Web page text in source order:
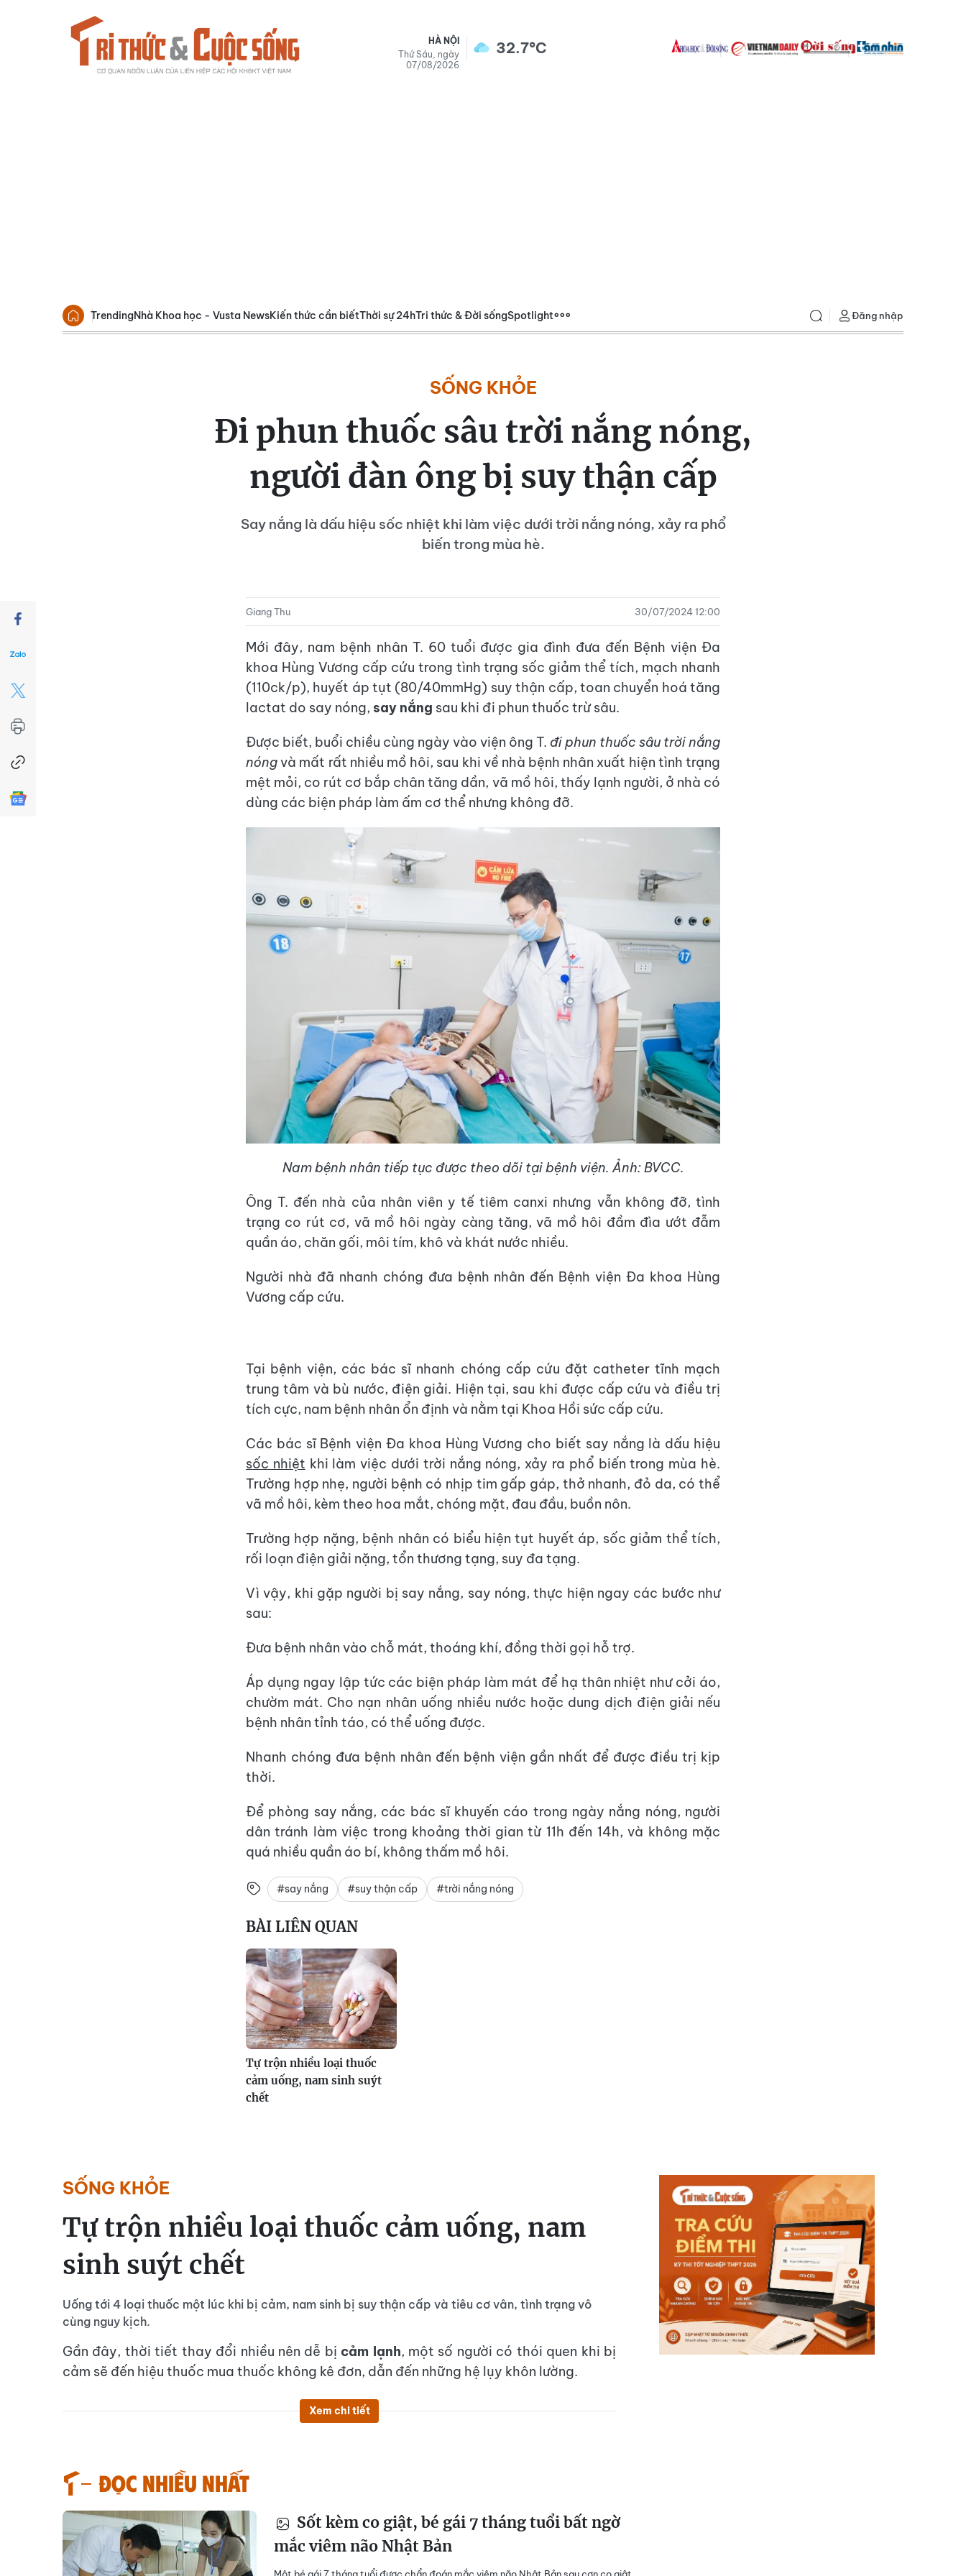
HÀ NỘI
Thứ Sáu, ngày
07/08/2026
32.7°C
TrendingNhà Khoa học - Vusta NewsKiến thức cần biếtThời sự 24hTri thức & Đời sốngSpotlight Đăng nhập
SỐNG KHỎE
Đi phun thuốc sâu trời nắng nóng,
người đàn ông bị suy thận cấp
Say nắng là dấu hiệu sốc nhiệt khi làm việc dưới trời nắng nóng, xảy ra phổ
biến trong mùa hè.
Giang Thu 30/07/2024 12:00
Mới đây, nam bệnh nhân T. 60 tuổi được gia đình đưa đến Bệnh viện Đa
khoa Hùng Vương cấp cứu trong tình trạng sốc giảm thể tích, mạch nhanh
(110ck/p), huyết áp tụt (80/40mmHg) suy thận cấp, toan chuyển hoá tăng
lactat do say nóng, say nắng sau khi đi phun thuốc trừ sâu.
Được biết, buổi chiều cùng ngày vào viện ông T. đi phun thuốc sâu trời nắng
nóngvà mất rất nhiều mồ hôi, sau khi về nhà bệnh nhân xuất hiện tình trạng
mệt mỏi, co rút cơ bắp chân tăng dần, vã mồ hôi, thấy lạnh người, ở nhà có
dùng các biện pháp làm ấm cơ thể nhưng không đỡ.
Nam bệnh nhân tiếp tục được theo dõi tại bệnh viện. Ảnh: BVCC.
Ông T. đến nhà của nhân viên y tế tiêm canxi nhưng vẫn không đỡ, tình
trạng co rút cơ, vã mồ hôi ngày càng tăng, vã mồ hôi đầm đìa ướt đẫm
quần áo, chăn gối, môi tím, khô và khát nước nhiều.
Người nhà đã nhanh chóng đưa bệnh nhân đến Bệnh viện Đa khoa Hùng
Vương cấp cứu.
Tại bệnh viện, các bác sĩ nhanh chóng cấp cứu đặt catheter tĩnh mạch
trung tâm và bù nước, điện giải. Hiện tại, sau khi được cấp cứu và điều trị
tích cực, nam bệnh nhân ổn định và nằm tại Khoa Hồi sức cấp cứu.
Các bác sĩ Bệnh viện Đa khoa Hùng Vương cho biết say nắng là dấu hiệu
sốc nhiệt khi làm việc dưới trời nắng nóng, xảy ra phổ biến trong mùa hè.
Trường hợp nhẹ, người bệnh có nhịp tim gấp gáp, thở nhanh, đỏ da, có thể
vã mồ hôi, kèm theo hoa mắt, chóng mặt, đau đầu, buồn nôn.
Trường hợp nặng, bệnh nhân có biểu hiện tụt huyết áp, sốc giảm thể tích,
rối loạn điện giải nặng, tổn thương tạng, suy đa tạng.
Vì vậy, khi gặp người bị say nắng, say nóng, thực hiện ngay các bước như
sau:
Đưa bệnh nhân vào chỗ mát, thoáng khí, đồng thời gọi hỗ trợ.
Áp dụng ngay lập tức các biện pháp làm mát để hạ thân nhiệt như cởi áo,
chườm mát. Cho nạn nhân uống nhiều nước hoặc dung dịch điện giải nếu
bệnh nhân tỉnh táo, có thể uống được.
Nhanh chóng đưa bệnh nhân đến bệnh viện gần nhất để được điều trị kịp
thời.
Để phòng say nắng, các bác sĩ khuyến cáo trong ngày nắng nóng, người
dân tránh làm việc trong khoảng thời gian từ 11h đến 14h, và không mặc
quá nhiều quần áo bí, không thấm mồ hôi.
#say nắng #suy thận cấp #trời nắng nóng
BÀI LIÊN QUAN
Tự trộn nhiều loại thuốc
cảm uống, nam sinh suýt
chết
SỐNG KHỎE
Tự trộn nhiều loại thuốc cảm uống, nam
sinh suýt chết
Uống tới 4 loại thuốc một lúc khi bị cảm, nam sinh bị suy thận cấp và tiêu cơ vân, tình trạng vô
cùng nguy kịch.
Gần đây, thời tiết thay đổi nhiều nên dễ bị cảm lạnh, một số người có thói quen khi bị
cảm sẽ đến hiệu thuốc mua thuốc không kê đơn, dẫn đến những hệ lụy khôn lường.
Xem chi tiết
Đọc nhiều nhất
Sốt kèm co giật, bé gái 7 tháng tuổi bất ngờ
mắc viêm não Nhật Bản